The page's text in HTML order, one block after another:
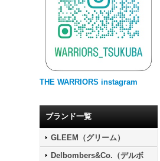
THE WARRIORS instagram
ブランド一覧
GLEEM（グリーム）
Delbombers&Co.（デルボ